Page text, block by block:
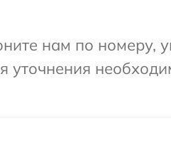
нам по номеру,
уточнения